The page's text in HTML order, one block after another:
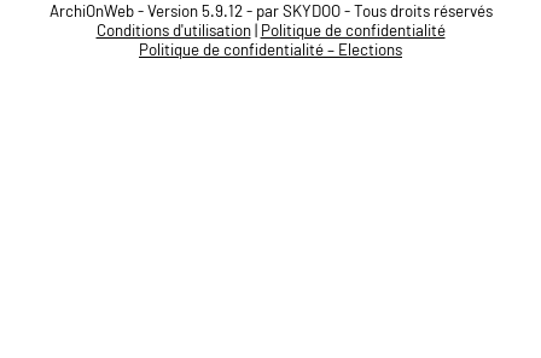
ArchiOnWeb - Version 5.9.12 - par SKYDOO - Tous droits réservés
Conditions d'utilisation| Politique de confidentialité
Politique de confidentialité – Elections